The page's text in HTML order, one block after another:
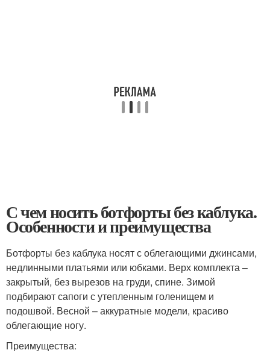
С чем носить ботфорты без каблука.
Особенности и преимущества
Ботфорты без каблука носят с облегающими джинсами,
недлинными платьями или юбками. Верх комплекта –
закрытый, без вырезов на груди, спине. Зимой
подбирают сапоги с утепленным голенищем и
подошвой. Весной – аккуратные модели, красиво
облегающие ногу.
Преимущества: